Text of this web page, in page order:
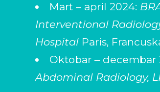
Mart – april 2024:
Interventional
Hospital Paris,
Oktobar – decembar
Abdominal Radiology,